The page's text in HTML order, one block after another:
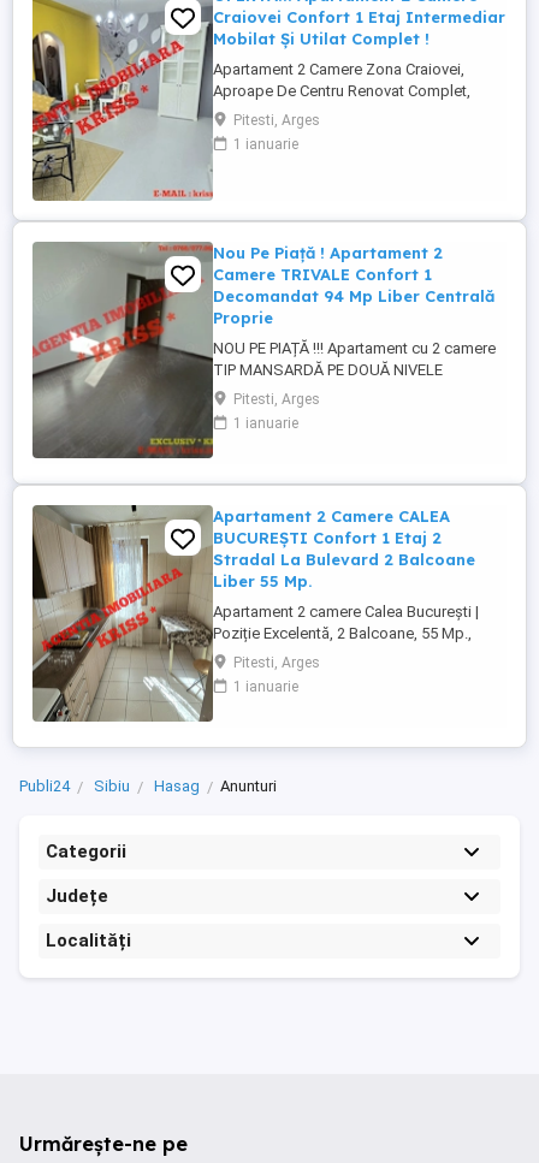
Craiovei Confort 1 Etaj Intermediar
Mobilat Și Utilat Complet !
Apartament 2 Camere Zona Craiovei,
Aproape De Centru Renovat Complet,
Mobilat Premium, Etaj Intermediar, Bloc Cu
Lift - Îți prezentăm un apartament modern
și extrem de bine poziționat, situat în zona
orașului, ...
Pitesti, Arges
1 ianuarie
Nou Pe Piață ! Apartament 2
Camere TRIVALE Confort 1
Decomandat 94 Mp Liber Centrală
Proprie
NOU PE PIAȚĂ !!! Apartament cu 2 camere
TIP MANSARDĂ PE DOUĂ NIVELE
spațioasă 94 Mp., în Trivale Complex 2,
Pitești - Te invităm să descoperi un
apartament deosebit, recent intrat pe
Pitesti, Arges
1 ianuarie
Apartament 2 Camere CALEA
BUCUREȘTI Confort 1 Etaj 2
Stradal La Bulevard 2 Balcoane
Liber 55 Mp.
Apartament 2 camere Calea București |
Poziție Excelentă, 2 Balcoane, 55 Mp.,
Spațiu Generos, Disponibil Imediat - Vă
prezentăm un apartament de 2 camere
situat pe Calea București, într-una dintre
Pitesti, Arges
1 ianuarie
Publi24 Sibiu Hasag Anunturi
Categorii
Județe
Localități
Urmărește-ne pe